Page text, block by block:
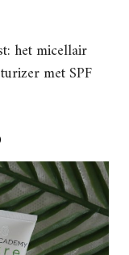
het micellair
met SPF